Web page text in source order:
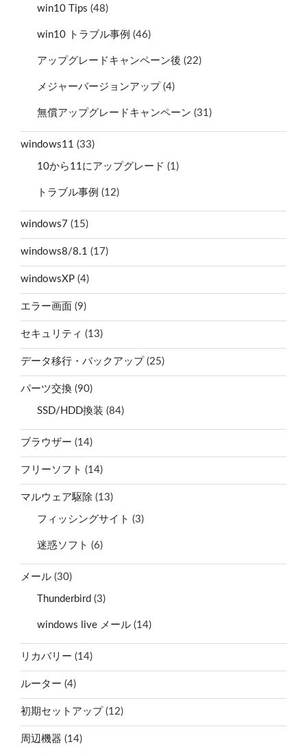
win10 Tips (48)
win10 トラブル事例 (46)
アップグレードキャンペーン後 (22)
メジャーバージョンアップ (4)
無償アップグレードキャンペーン (31)
windows11 (33)
10から11にアップグレード (1)
トラブル事例 (12)
windows7 (15)
windows8/8.1 (17)
windowsXP (4)
エラー画面 (9)
セキュリティ (13)
データ移行・バックアップ (25)
パーツ交換 (90)
SSD/HDD換装 (84)
ブラウザー (14)
フリーソフト (14)
マルウェア駆除 (13)
フィッシングサイト (3)
迷惑ソフト (6)
メール (30)
Thunderbird (3)
windows live メール (14)
リカバリー (14)
ルーター (4)
初期セットアップ (12)
周辺機器 (14)